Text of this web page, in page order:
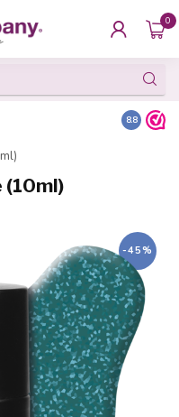
0
Besteld
8.8
(10ml)
-45%